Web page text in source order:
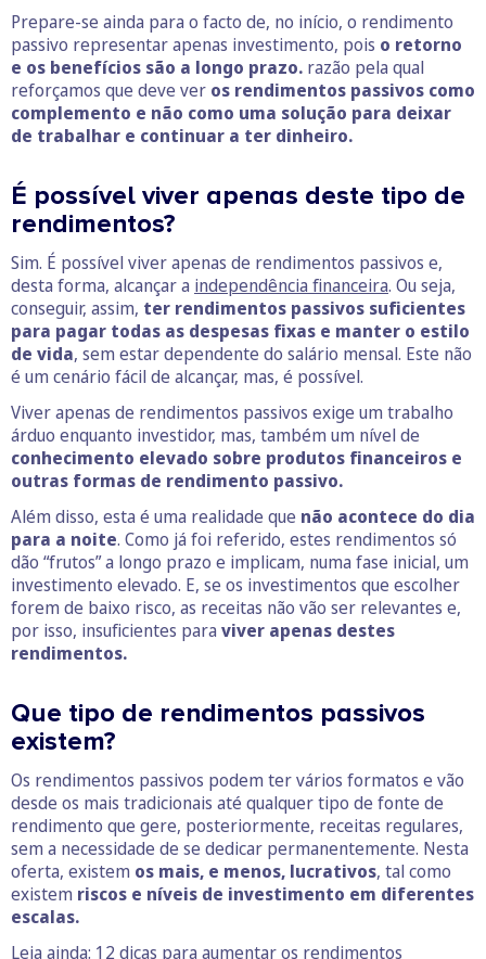
Prepare-se ainda para o facto de, no início, o rendimento
passivo representar apenas investimento, pois o retorno
e os benefícios são a longo prazo. razão pela qual
reforçamos que deve ver os rendimentos passivos como
complemento e não como uma solução para deixar
de trabalhar e continuar a ter dinheiro.
É possível viver apenas deste tipo de
rendimentos?
Sim. É possível viver apenas de rendimentos passivos e,
desta forma, alcançar a independência financeira. Ou seja,
conseguir, assim, ter rendimentos passivos suficientes
para pagar todas as despesas fixas e manter o estilo
de vida, sem estar dependente do salário mensal. Este não
é um cenário fácil de alcançar, mas, é possível.
Viver apenas de rendimentos passivos exige um trabalho
árduo enquanto investidor, mas, também um nível de
conhecimento elevado sobre produtos financeiros e
outras formas de rendimento passivo.
Além disso, esta é uma realidade que não acontece do dia
para a noite. Como já foi referido, estes rendimentos só
dão “frutos” a longo prazo e implicam, numa fase inicial, um
investimento elevado. E, se os investimentos que escolher
forem de baixo risco, as receitas não vão ser relevantes e,
por isso, insuficientes para viver apenas destes
rendimentos.
Que tipo de rendimentos passivos
existem?
Os rendimentos passivos podem ter vários formatos e vão
desde os mais tradicionais até qualquer tipo de fonte de
rendimento que gere, posteriormente, receitas regulares,
sem a necessidade de se dedicar permanentemente. Nesta
oferta, existem os mais, e menos, lucrativos, tal como
existem riscos e níveis de investimento em diferentes
escalas.
Leia ainda: 12 dicas para aumentar os rendimentos